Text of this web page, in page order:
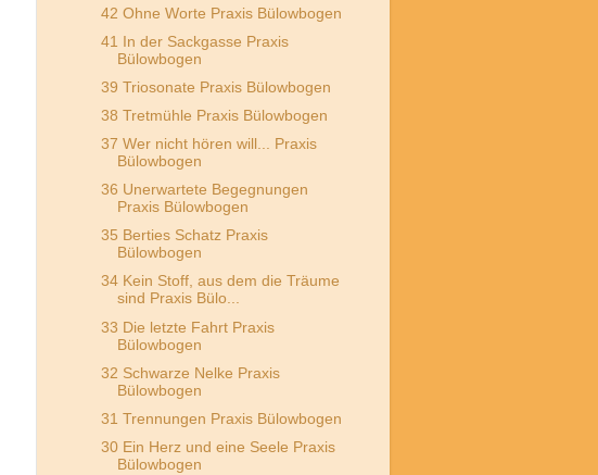
42 Ohne Worte Praxis Bülowbogen
41 In der Sackgasse Praxis
Bülowbogen
39 Triosonate Praxis Bülowbogen
38 Tretmühle Praxis Bülowbogen
37 Wer nicht hören will... Praxis
Bülowbogen
36 Unerwartete Begegnungen
Praxis Bülowbogen
35 Berties Schatz Praxis
Bülowbogen
34 Kein Stoff, aus dem die Träume
sind Praxis Bülo...
33 Die letzte Fahrt Praxis
Bülowbogen
32 Schwarze Nelke Praxis
Bülowbogen
31 Trennungen Praxis Bülowbogen
30 Ein Herz und eine Seele Praxis
Bülowbogen